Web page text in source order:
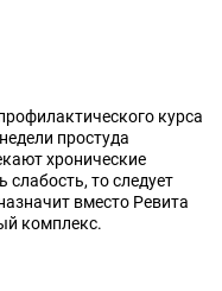
курса
простуда
хронические
слабость, то следует
вместо Ревита
комплекс.